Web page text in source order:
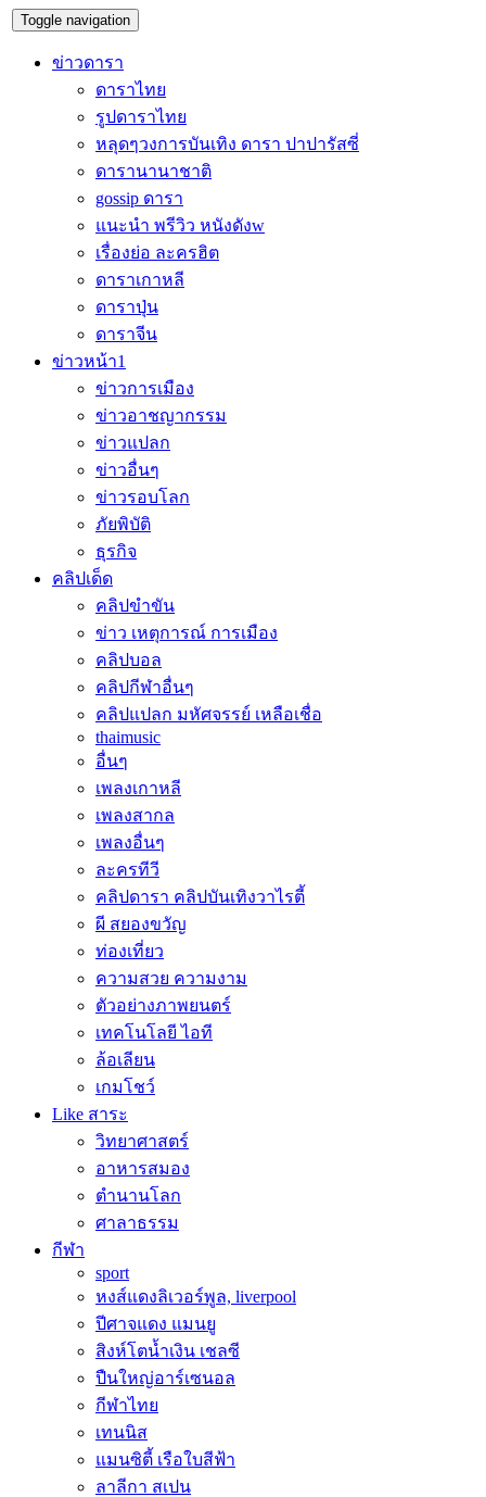
Toggle navigation
ข่าวดารา
ดาราไทย
รูปดาราไทย
หลุดๆวงการบันเทิง ดารา ปาปารัสซี่
ดารานานาชาติ
gossip ดารา
แนะนำ พรีวิว หนังดังw
เรื่องย่อ ละครฮิต
ดาราเกาหลี
ดาราปุ่น
ดาราจีน
ข่าวหน้า1
ข่าวการเมือง
ข่าวอาชญากรรม
ข่าวแปลก
ข่าวอื่นๆ
ข่าวรอบโลก
ภัยพิบัติ
ธุรกิจ
คลิปเด็ด
คลิปขำขัน
ข่าว เหตุการณ์ การเมือง
คลิปบอล
คลิปกีฬาอื่นๆ
คลิปแปลก มหัศจรรย์ เหลือเชื่อ
thaimusic
อื่นๆ
เพลงเกาหลี
เพลงสากล
เพลงอื่นๆ
ละครทีวี
คลิปดารา คลิปบันเทิงวาไรตี้
ผี สยองขวัญ
ท่องเที่ยว
ความสวย ความงาม
ตัวอย่างภาพยนตร์
เทคโนโลยี ไอที
ล้อเลียน
เกมโชว์
Like สาระ
วิทยาศาสตร์
อาหารสมอง
ตำนานโลก
ศาลาธรรม
กีฬา
sport
หงส์แดงลิเวอร์พูล, liverpool
ปีศาจแดง แมนยู
สิงห์โตน้ำเงิน เชลซี
ปืนใหญ่อาร์เซนอล
กีฬาไทย
เทนนิส
แมนซิตี้ เรือใบสีฟ้า
ลาลีกา สเปน